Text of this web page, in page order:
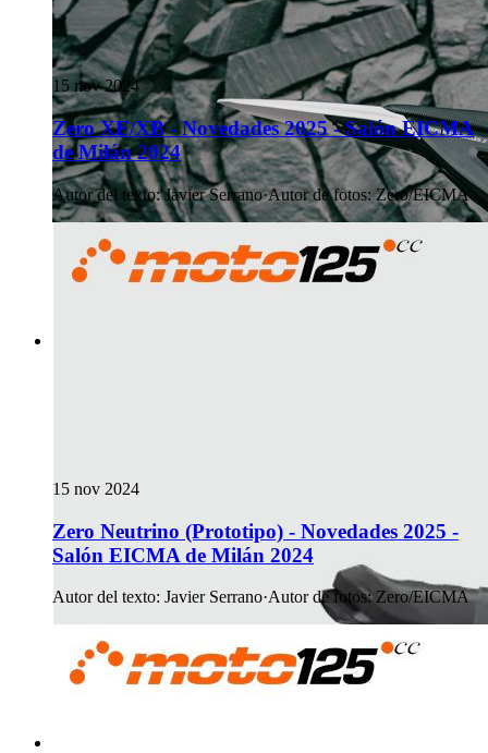
15 nov 2024
Zero XE/XB - Novedades 2025 - Salón EICMA
de Milán 2024
Autor del texto: Javier Serrano·Autor de fotos: Zero/EICMA
15 nov 2024
Zero Neutrino (Prototipo) - Novedades 2025 -
Salón EICMA de Milán 2024
Autor del texto: Javier Serrano·Autor de fotos: Zero/EICMA